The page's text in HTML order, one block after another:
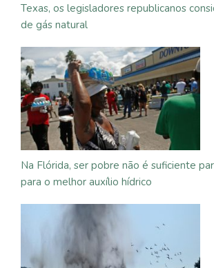
Texas, os legisladores republicanos
de gás natural
Na Flórida, ser pobre não é suficiente
para o melhor auxílio hídrico